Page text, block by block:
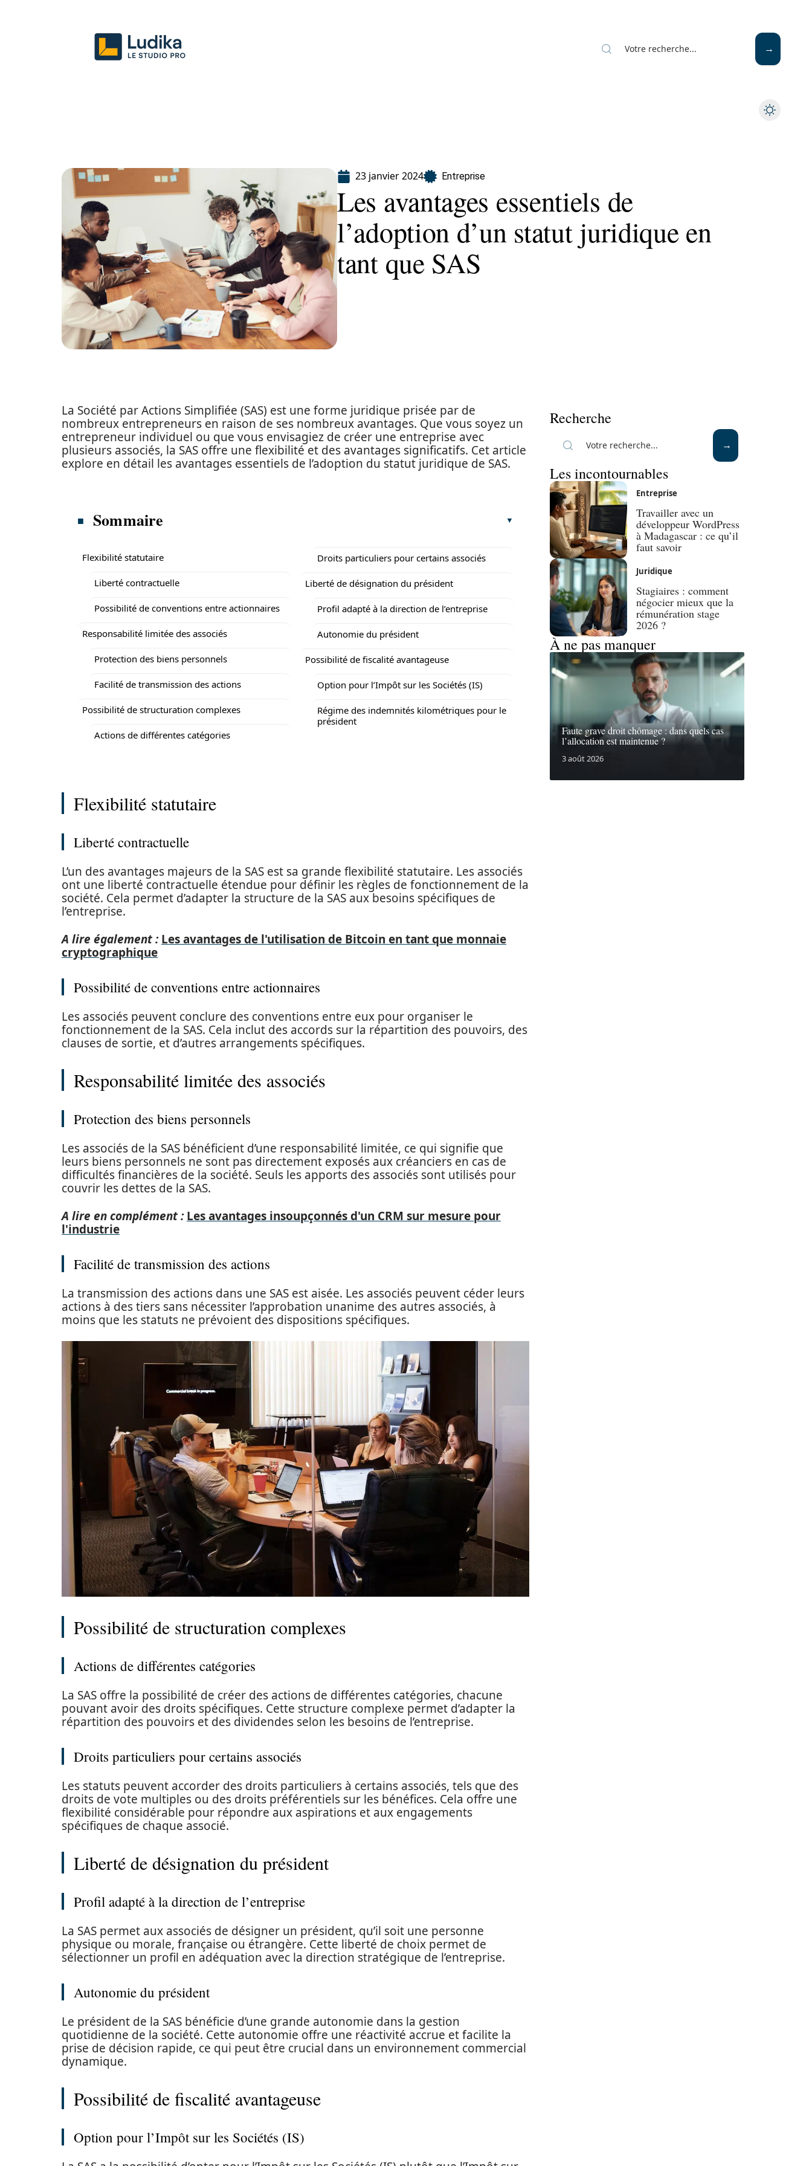
23 janvier 2024 Entreprise
Les avantages essentiels de
l’adoption d’un statut juridique en
tant que SAS
La Société par Actions Simplifiée (SAS) est une forme juridique prisée par de
nombreux entrepreneurs en raison de ses nombreux avantages. Que vous soyez un
entrepreneur individuel ou que vous envisagiez de créer une entreprise avec
plusieurs associés, la SAS offre une flexibilité et des avantages significatifs. Cet article
explore en détail les avantages essentiels de l’adoption du statut juridique de SAS.
Sommaire
Flexibilité statutaire
Liberté contractuelle
Possibilité de conventions entre actionnaires
Responsabilité limitée des associés
Protection des biens personnels
Facilité de transmission des actions
Possibilité de structuration complexes
Actions de différentes catégories
Droits particuliers pour certains associés
Liberté de désignation du président
Profil adapté à la direction de l’entreprise
Autonomie du président
Possibilité de fiscalité avantageuse
Option pour l’Impôt sur les Sociétés (IS)
Régime des indemnités kilométriques pour le
président
Flexibilité statutaire
Liberté contractuelle
L’un des avantages majeurs de la SAS est sa grande flexibilité statutaire. Les associés
ont une liberté contractuelle étendue pour définir les règles de fonctionnement de la
société. Cela permet d’adapter la structure de la SAS aux besoins spécifiques de
l’entreprise.
A lire également : Les avantages de l'utilisation de Bitcoin en tant que monnaie
cryptographique
Possibilité de conventions entre actionnaires
Les associés peuvent conclure des conventions entre eux pour organiser le
fonctionnement de la SAS. Cela inclut des accords sur la répartition des pouvoirs, des
clauses de sortie, et d’autres arrangements spécifiques.
Responsabilité limitée des associés
Protection des biens personnels
Les associés de la SAS bénéficient d’une responsabilité limitée, ce qui signifie que
leurs biens personnels ne sont pas directement exposés aux créanciers en cas de
difficultés financières de la société. Seuls les apports des associés sont utilisés pour
couvrir les dettes de la SAS.
A lire en complément : Les avantages insoupçonnés d'un CRM sur mesure pour
l'industrie
Facilité de transmission des actions
La transmission des actions dans une SAS est aisée. Les associés peuvent céder leurs
actions à des tiers sans nécessiter l’approbation unanime des autres associés, à
moins que les statuts ne prévoient des dispositions spécifiques.
Possibilité de structuration complexes
Actions de différentes catégories
La SAS offre la possibilité de créer des actions de différentes catégories, chacune
pouvant avoir des droits spécifiques. Cette structure complexe permet d’adapter la
répartition des pouvoirs et des dividendes selon les besoins de l’entreprise.
Droits particuliers pour certains associés
Les statuts peuvent accorder des droits particuliers à certains associés, tels que des
droits de vote multiples ou des droits préférentiels sur les bénéfices. Cela offre une
flexibilité considérable pour répondre aux aspirations et aux engagements
spécifiques de chaque associé.
Liberté de désignation du président
Profil adapté à la direction de l’entreprise
La SAS permet aux associés de désigner un président, qu’il soit une personne
physique ou morale, française ou étrangère. Cette liberté de choix permet de
sélectionner un profil en adéquation avec la direction stratégique de l’entreprise.
Autonomie du président
Le président de la SAS bénéficie d’une grande autonomie dans la gestion
quotidienne de la société. Cette autonomie offre une réactivité accrue et facilite la
prise de décision rapide, ce qui peut être crucial dans un environnement commercial
dynamique.
Possibilité de fiscalité avantageuse
Option pour l’Impôt sur les Sociétés (IS)
Recherche
Les incontournables
Entreprise
Travailler avec un
développeur WordPress
à Madagascar : ce qu’il
faut savoir
Juridique
Stagiaires : comment
négocier mieux que la
rémunération stage
2026 ?
À ne pas manquer
Faute grave droit chômage : dans quels cas
l’allocation est maintenue ?
3 août 2026